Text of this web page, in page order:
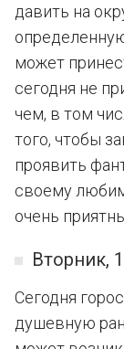
давить на
может
сегодня не
чем, в том
того, чтобы
проявить
своему
очень
Вторник,
Сегодня
душевную